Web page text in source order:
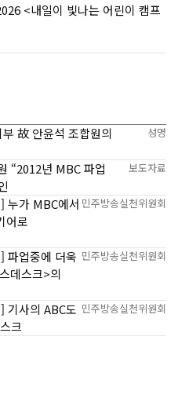
<내일이 빛나는 어린이 캠프
故 안윤석 조합원의
성명
“2012년 MBC 파업
보도자료
누가 MBC에서
어로
민주방송실천위원회
파업중에 더욱
데스크>의
민주방송실천위원회
기사의 ABC도
크
민주방송실천위원회